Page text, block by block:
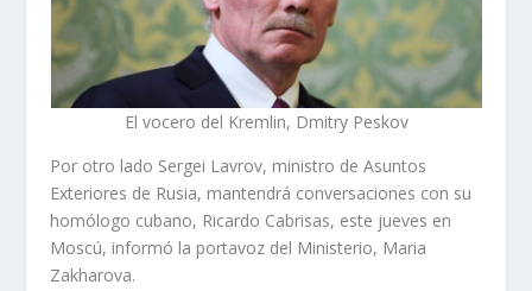
El vocero del Kremlin, Dmitry Peskov
Por otro lado Sergei Lavrov, ministro de Asuntos
Exteriores de Rusia, mantendrá conversaciones con su
homólogo cubano, Ricardo Cabrisas, este jueves en
Moscú, informó la portavoz del Ministerio, Maria
Zakharova.